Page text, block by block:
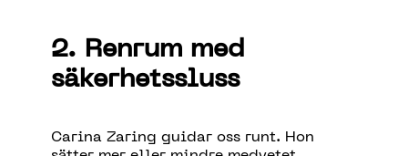
2. Renrum med
säkerhetssluss
Carina Zaring guidar oss runt. Hon